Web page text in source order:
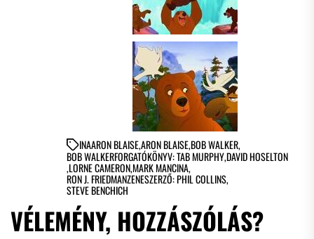
INAARON BLAISE,ARON BLAISE,BOB WALKER,
BOB WALKERFORGATÓKÖNYV: TAB MURPHY,DAVID HOSELTON
,LORNE CAMERON,MARK MANCINA,
RON J. FRIEDMANZENESZERZŐ: PHIL COLLINS,
STEVE BENCHICH
VÉLEMÉNY, HOZZÁSZÓLÁS?